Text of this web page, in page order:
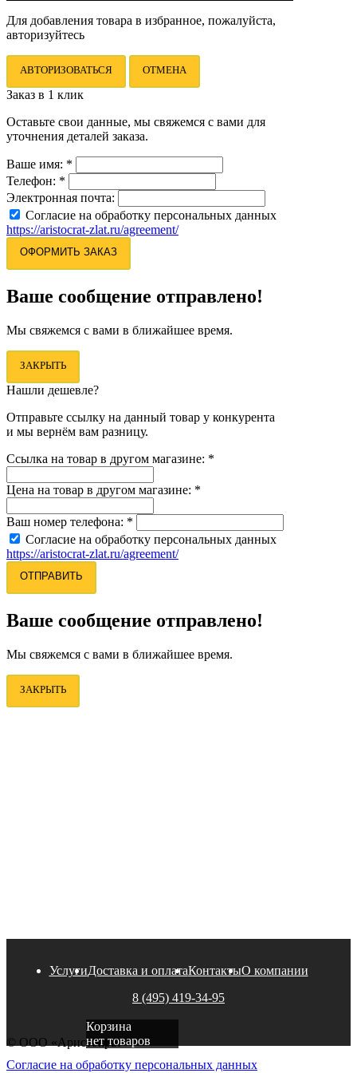
Для добавления товара в избранное, пожалуйста,
авторизуйтесь
АВТОРИЗОВАТЬСЯ ОТМЕНА
Заказ в 1 клик
Оставьте свои данные, мы свяжемся с вами для
уточнения деталей заказа.
Ваше имя: *
Телефон: *
Электронная почта:
Согласие на обработку персональных данных
https://aristocrat-zlat.ru/agreement/
ОФОРМИТЬ ЗАКАЗ
Ваше сообщение отправлено!
Мы свяжемся с вами в ближайшее время.
ЗАКРЫТЬ
Нашли дешевле?
Отправьте ссылку на данный товар у конкурента
и мы вернём вам разницу.
Ссылка на товар в другом магазине: *
Цена на товар в другом магазине: *
Ваш номер телефона: *
Согласие на обработку персональных данных
https://aristocrat-zlat.ru/agreement/
ОТПРАВИТЬ
Ваше сообщение отправлено!
Мы свяжемся с вами в ближайшее время.
ЗАКРЫТЬ
УслугиДоставка и оплатаКонтактыО компании
8 (495) 419-34-95
Корзина
нет товаров
© ООО «Аристократ»
Согласие на обработку персональных данных